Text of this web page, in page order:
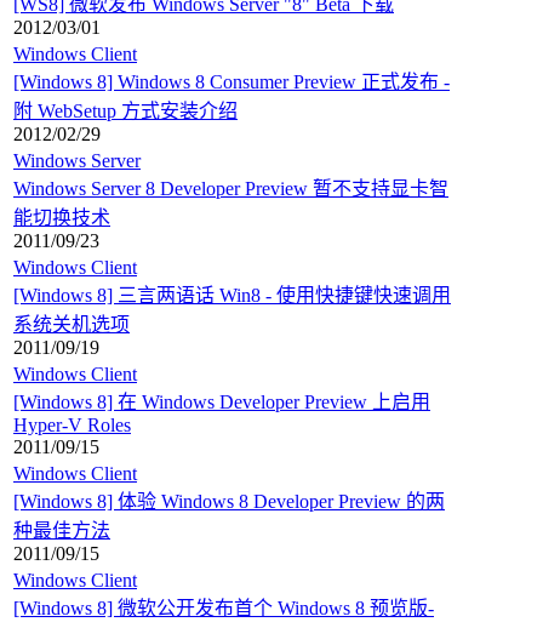
[WS8] 微软发布 Windows Server "8" Beta 下载
2012/03/01
Windows Client
[Windows 8] Windows 8 Consumer Preview 正式发布 -
附 WebSetup 方式安装介绍
2012/02/29
Windows Server
Windows Server 8 Developer Preview 暂不支持显卡智
能切换技术
2011/09/23
Windows Client
[Windows 8] 三言两语话 Win8 - 使用快捷键快速调用
系统关机选项
2011/09/19
Windows Client
[Windows 8] 在 Windows Developer Preview 上启用
Hyper-V Roles
2011/09/15
Windows Client
[Windows 8] 体验 Windows 8 Developer Preview 的两
种最佳方法
2011/09/15
Windows Client
[Windows 8] 微软公开发布首个 Windows 8 预览版-